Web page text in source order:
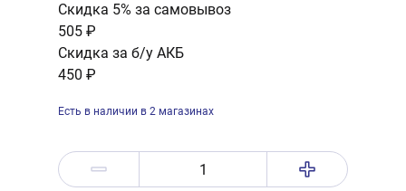
Скидка 5% за самовывоз
505 ₽
Скидка за б/у АКБ
450 ₽
Есть в наличии в 2 магазинах